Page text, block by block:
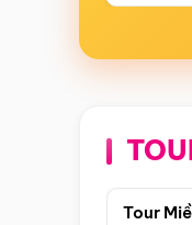
Tour